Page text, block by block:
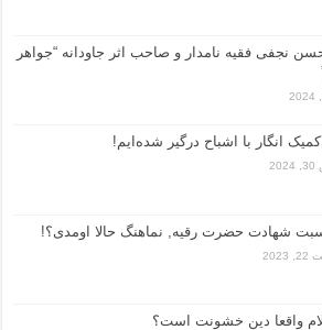
نجفی فقیه نامدار و صاحب اثر جاودانه “جواهر
انگار با اشباح درگیر شده‌ایم!
شهادت حضرت رقیه, نماهنگ حالا اومدی؟!
واقعا دین خشونت است؟